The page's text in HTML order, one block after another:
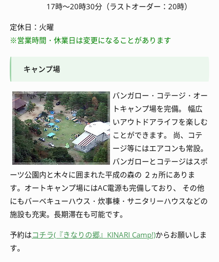
17時～20時30分（ラストオーダー：20時）
定休日：火曜
※営業時間・休業日は変更になることがあります
キャンプ場
バンガロー・コテージ・オー
トキャンプ場を完備。 幅広
いアウトドアライフを楽しむ
ことができます。 尚、コテ
ージ等にはエアコンも常設。
バンガローとコテージはスポ
ーツ公園内と木々に囲まれた平成の森の ２ヵ所にありま
す。オートキャンプ場にはAC電源も完備しており、 その他
にもバーベキューハウス・炊事棟・サニタリーハウスなどの
施設も充実。長期滞在も可能です。
予約はコチラ(『きなりの郷』KINARI Camp!)からお願いしま
す。